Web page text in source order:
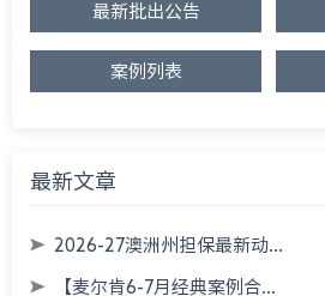
最新批出公告
案例列表
最新文章
2026-27澳洲州担保最新动...
【麦尔肯6-7月经典案例合...